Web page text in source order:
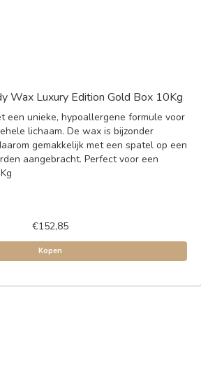
Wax Luxury Edition Gold Box 10Kg
een unieke, hypoallergene formule voor
lichaam. De wax is bijzonder
gemakkelijk met een spatel op een
aangebracht. Perfect voor een
€152,85
Kopen